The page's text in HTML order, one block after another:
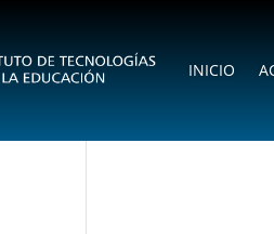
INICIO